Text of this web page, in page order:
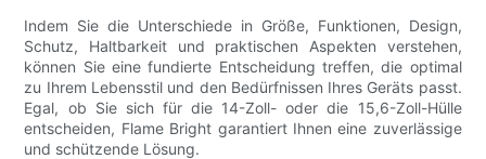
Indem Sie die Unterschiede in Größe, Funktionen, Design,
Schutz, Haltbarkeit und praktischen Aspekten verstehen,
können Sie eine fundierte Entscheidung treffen, die optimal
zu Ihrem Lebensstil und den Bedürfnissen Ihres Geräts passt.
Egal, ob Sie sich für die 14-Zoll- oder die 15,6-Zoll-Hülle
entscheiden, Flame Bright garantiert Ihnen eine zuverlässige
und schützende Lösung.